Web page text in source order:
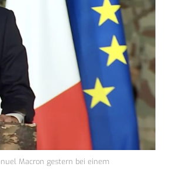
Macron gestern bei einem